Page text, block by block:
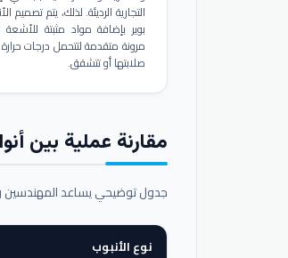
التجارية الرديئة. لذلك، يتم
بوير بإضافة مواد مثبتة
مرونة متقدمة لتتحمل درجات
صلابتها أو تتشقق.
مقارنة عملية بين
جدول توضيحي يساعد المهندسين
نوع الأنبوب